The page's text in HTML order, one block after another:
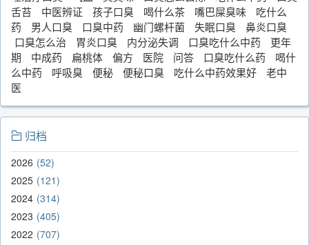
舌苔
中医辨证 孩子口臭 喝什么茶 嘴巴屎臭味
吃什么
药
男人口臭 口臭中药 幽门螺杆菌 失眠口臭
鼻炎口臭
口臭怎么治
胃炎口臭 内分泌失调 口臭吃什么中药
更年
期
中成药 扁桃体 偏方 医院 问答 口臭吃什么药
喝什
么中药
呼吸臭 便秘 便秘口臭 吃什么中药效果好
老中
医
归档
2026 52
2025 121
2024 314
2023 405
2022 707